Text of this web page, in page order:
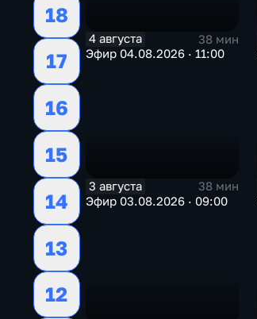
18
17
16
15
14
13
12
4 августа
38 мин
Эфир 04.08.2026 · 11:00
3 августа
38 мин
Эфир 03.08.2026 · 09:00